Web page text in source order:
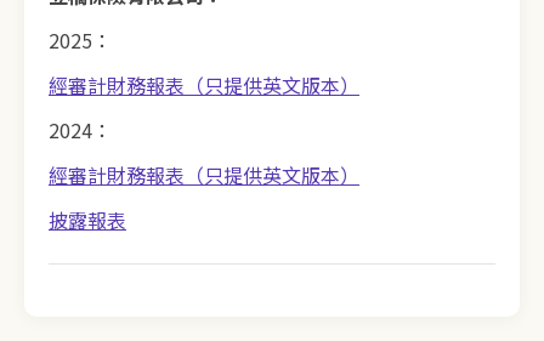
2025：
經審計財務報表（只提供英文版本）
2024：
經審計財務報表（只提供英文版本）
披露報表